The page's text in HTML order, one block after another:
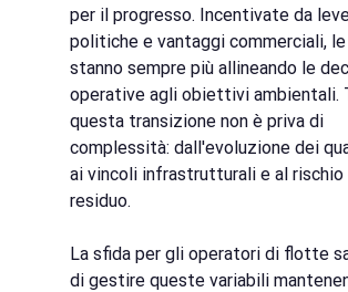
per il progresso. Incentivate da
politiche e vantaggi commerciali,
stanno sempre più allineando le
operative agli obiettivi ambientali.
questa transizione non è priva di
complessità: dall'evoluzione dei
ai vincoli infrastrutturali e al rischio
residuo.
La sfida per gli operatori di flotte
di gestire queste variabili